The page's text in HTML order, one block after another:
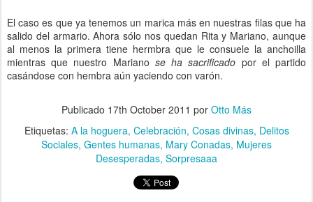
El caso es que ya tenemos un marica más en nuestras filas que ha
salido del armario. Ahora sólo nos quedan Rita y Mariano, aunque
al menos la primera tiene hermbra que le consuele la anchoilla
mientras que nuestro Mariano se ha sacrificado por el partido
casándose con hembra aún yaciendo con varón.
Publicado 17th October 2011 por Otto Más
Etiquetas: A la hoguera Celebración Cosas divinas Delitos
Sociales Gentes humanas Mary Conadas Mujeres
Desesperadas Sorpresaaa